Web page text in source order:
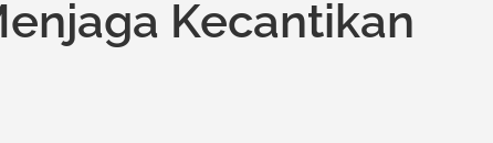
Kecantikan